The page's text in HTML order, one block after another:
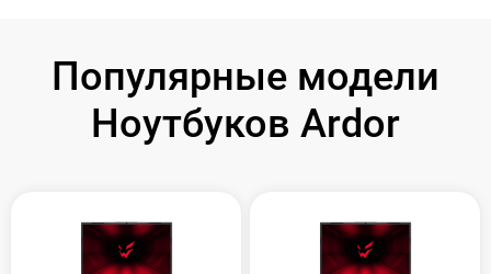
Популярные модели
Ноутбуков Ardor